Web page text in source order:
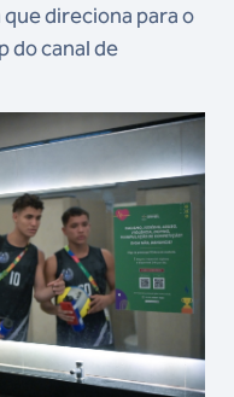
que direciona para o
do canal de